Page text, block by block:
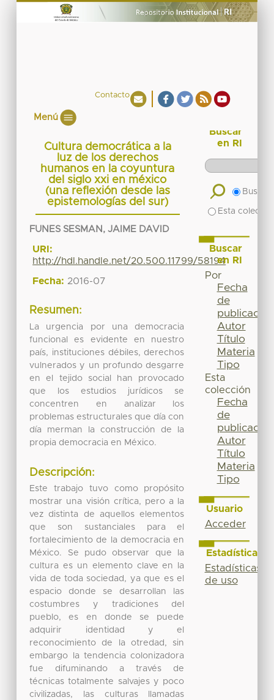
Contacto
Menú
Cultura democrática a la
luz de los derechos
humanos en la coyuntura
del siglo xxi en méxico
(una reflexión desde las
epistemologías del sur)
FUNES SESMAN, JAIME DAVID
URI:
http://hdl.handle.net/20.500.11799/58194
Fecha: 2016-07
Resumen:
La urgencia por una democracia
funcional es evidente en nuestro
país, instituciones débiles, derechos
vulnerados y un profundo desgarre
en el tejido social han provocado
que los estudios jurídicos se
concentren en analizar los
problemas estructurales que día con
día merman la construcción de la
propia democracia en México.
Descripción:
Este trabajo tuvo como propósito
mostrar una visión crítica, pero a la
vez distinta de aquellos elementos
que son sustanciales para el
fortalecimiento de la democracia en
México. Se pudo observar que la
cultura es un elemento clave en la
vida de toda sociedad, ya que es el
espacio donde se desarrollan las
costumbres y tradiciones del
pueblo, es en donde se puede
adquirir identidad y el
reconocimiento de la otredad, sin
embargo la tendencia colonizadora
fue difuminando a través de
técnicas totalmente salvajes y poco
civilizadas, las culturas llamadas
Buscar
en RI
Buscar
Esta
Buscar
en RI
Por
Fecha
de
publicación
Autor
Título
Materia
Tipo
Esta
colección
Fecha
de
publicación
Autor
Título
Materia
Tipo
Usuario
Acceder
Estadísticas
Estadísticas
de uso